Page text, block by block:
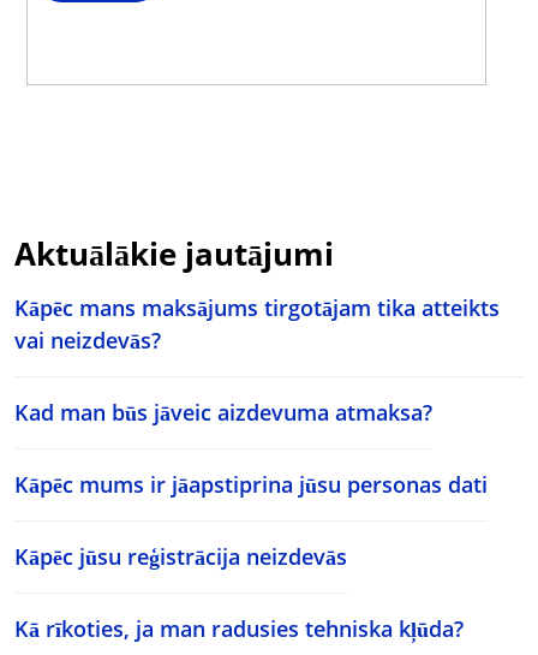
Aktuālākie jautājumi
Kāpēc mans maksājums tirgotājam tika atteikts
vai neizdevās?
Kad man būs jāveic aizdevuma atmaksa?
Kāpēc mums ir jāapstiprina jūsu personas dati
Kāpēc jūsu reģistrācija neizdevās
Kā rīkoties, ja man radusies tehniska kļūda?